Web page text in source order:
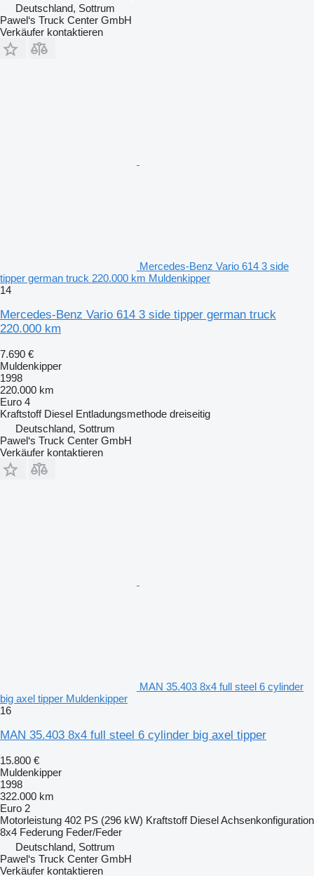
Deutschland, Sottrum
Pawel‘s Truck Center GmbH
Verkäufer kontaktieren
Mercedes-Benz Vario 614 3 side
tipper german truck 220.000 km Muldenkipper
14
Mercedes-Benz Vario 614 3 side tipper german truck
220.000 km
7.690 €
Muldenkipper
1998
220.000 km
Euro 4
Kraftstoff Diesel Entladungsmethode dreiseitig
Deutschland, Sottrum
Pawel‘s Truck Center GmbH
Verkäufer kontaktieren
MAN 35.403 8x4 full steel 6 cylinder
big axel tipper Muldenkipper
16
MAN 35.403 8x4 full steel 6 cylinder big axel tipper
15.800 €
Muldenkipper
1998
322.000 km
Euro 2
Motorleistung 402 PS (296 kW) Kraftstoff DieselAchsenkonfiguration
8x4 Federung Feder/Feder
Deutschland, Sottrum
Pawel‘s Truck Center GmbH
Verkäufer kontaktieren